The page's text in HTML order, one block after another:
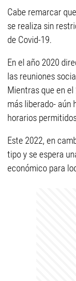
Cabe remarcar
se realiza sin
de Covid-19.
En el año 2020
las reuniones
Mientras que en
más liberado- aún
horarios
Este 2022, en
tipo y se espera
económico para